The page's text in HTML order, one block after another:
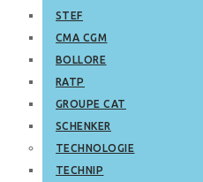
STEF
CMA CGM
BOLLORE
RATP
GROUPE CAT
SCHENKER
TECHNOLOGIE
TECHNIP